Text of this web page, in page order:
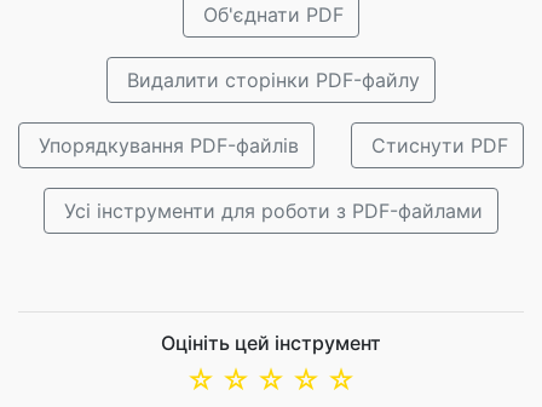
Об'єднати PDF
Видалити сторінки PDF-файлу
Упорядкування PDF-файлів Стиснути PDF
Усі інструменти для роботи з PDF-файлами
Оцініть цей інструмент
☆
☆
☆
☆
☆